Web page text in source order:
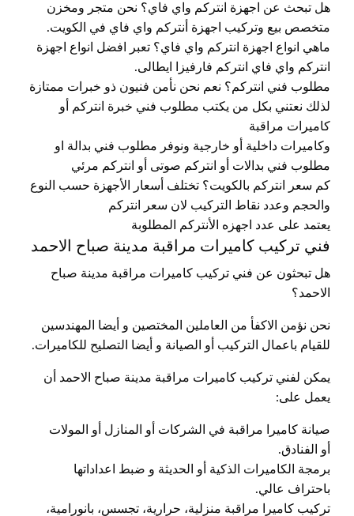
هل تبحث عن اجهزة انتركم واي فاي؟ نحن متجر ومخزن
متخصص بيع وتركيب اجهزة أنتركم واي فاي في الكويت.
ماهي انواع اجهزة انتركم واي فاي؟ تعبر افضل انواع اجهزة
انتركم واي فاي انتركم فارفيزا ايطالى.
مطلوب فني انتركم؟ نعم نحن نأمن فنيون ذو خبرات ممتازة
لذلك نعتني بكل من يكتب مطلوب فني خبرة انتركم أو
كاميرات مراقبة
وكاميرات داخلية أو خارجية ونوفر مطلوب فني بدالة او
مطلوب فني بدالات أو انتركم صوتى أو انتركم مرئي
كم سعر انتركم بالكويت؟ تختلف أسعار الأجهزة حسب النوع
والحجم وعدد نقاط التركيب لان سعر انتركم
يعتمد على عدد اجهزه الأنتركم المطلوبة
فني تركيب كاميرات مراقبة مدينة صباح الاحمد
هل تبحثون عن فني تركيب كاميرات مراقبة مدينة صباح
الاحمد؟
نحن نؤمن الاكفأ من العاملين المختصين و أيضا المهندسين
للقيام باعمال التركيب أو الصيانة و أيضا التصليح للكاميرات.
يمكن لفني تركيب كاميرات مراقبة مدينة صباح الاحمد أن
يعمل على:
صيانة كاميرا مراقبة في الشركات أو المنازل أو المولات
أو الفنادق.
برمجة الكاميرات الذكية أو الحديثة و ضبط اعداداتها
باحتراف عالي.
تركيب كاميرا مراقبة منزلية، حرارية، تجسس، بانورامية،